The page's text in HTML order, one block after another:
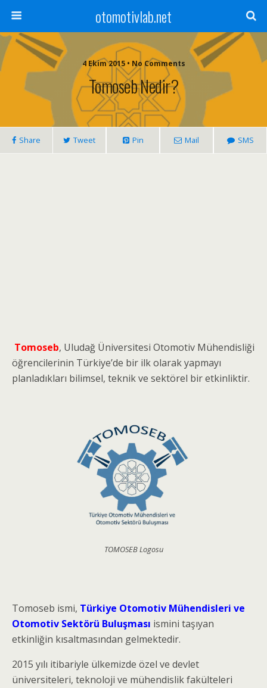
otomotivlab.net
4 Ekim 2015 • No Comments
Tomoseb Nedir?
Share Tweet Pin Mail SMS
Tomoseb, Uludağ Üniversitesi Otomotiv Mühendisliği
öğrencilerinin Türkiye’de bir ilk olarak yapmayı
planladıkları bilimsel, teknik ve sektörel bir etkinliktir.
TOMOSEB Logosu
Tomoseb ismi, Türkiye Otomotiv Mühendisleri ve
Otomotiv Sektörü Buluşması ismini taşıyan
etkinliğin kısaltmasından gelmektedir.
2015 yılı itibariyle ülkemizde özel ve devlet
üniversiteleri, teknoloji ve mühendislik fakülteleri